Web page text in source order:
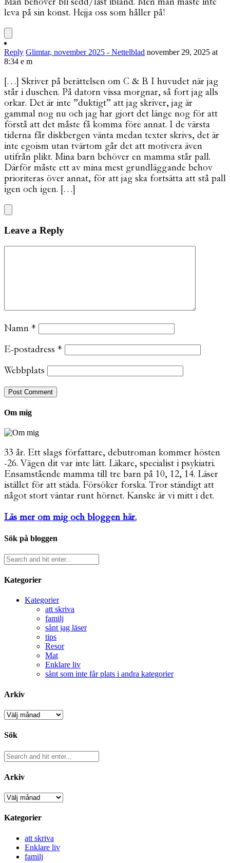
leva på sin konst. Hejja oss som håller på!
Reply Glimtar, november 2025 - Nettelblad november 29, 2025 at
8:34 e m
[…] Skriver på berättelsen om C & B. I huvudet när jag
står i duschen. På datorn vissa morgnar, så fort jag alls
orkar. Det är inte ”duktigt” att jag skriver, jag är
gammal nog nu och jag har gjort det länge nog för att
förstå att det måste få komma före annat. I de värsta
tiderna får diskbergen vänta medan texter skrivs, det är
inte egoism utan tvärtom går det att motivera även
utifrån plikt. Mina barn behöver en mamma står pall.
Därför måste ett av mina mest grundläggande behov
prioriteras över annat, för att jag ska fortsätta att stå pall
igen och igen. […]
Leave a Reply
Namn *
E-postadress *
Webbplats
Om mig
33 år. Ett slags författare, debutroman kommer hösten
-26. Vägen dit var inte lätt. Läkare, specialist i psykiatri.
Ensamstående mamma till tre barn på 10, 12, 14. Läser
istället för att städa. Försöker forska. Tror ständigt att
något stort väntar runt hörnet. Kanske är vi mitt i det.
Läs mer om mig och bloggen här.
Sök på bloggen
Kategorier
Kategorier
att skriva
familj
sånt jag läser
tips
Resor
Mat
Enklare liv
sånt som inte får plats i andra kategorier
Arkiv
Arkiv
Sök
Arkiv
Arkiv
Kategorier
att skriva
Enklare liv
familj